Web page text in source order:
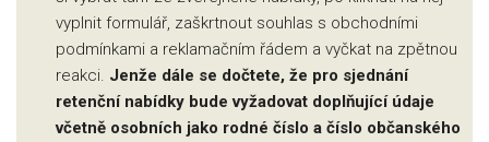
vyplnit formulář, zaškrtnout souhlas s obchodními
podmínkami a reklamačním řádem a vyčkat na zpětnou
reakci. Jenže dále se dočtete, že pro sjednání
retenční nabídky bude vyžadovat doplňující údaje
včetně osobních jako rodné číslo a číslo občanského